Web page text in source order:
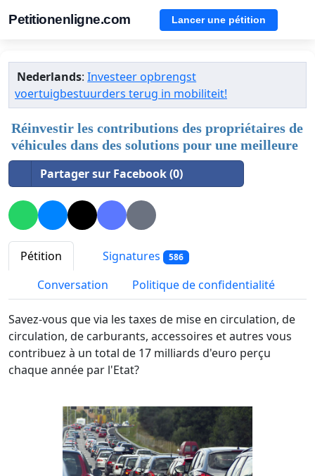
Petitionenligne.com Lancer une pétition
Nederlands:Investeer opbrengst
voertuigbestuurders terug in mobiliteit!
Réinvestir les contributions des propriétaires de
véhicules dans des solutions pour une meilleure
Partager sur Facebook (0)
Pétition Signatures 586
Conversation Politique de confidentialité
Savez-vous que via les taxes de mise en circulation, de
circulation, de carburants, accessoires et autres vous
contribuez à un total de 17 milliards d'euro perçu
chaque année par l'Etat?